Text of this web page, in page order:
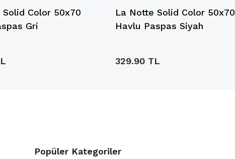
Color 50x70
Gri
La Notte Solid Color 50x70
Havlu Paspas Siyah
329.90 TL
Popüler Kategoriler